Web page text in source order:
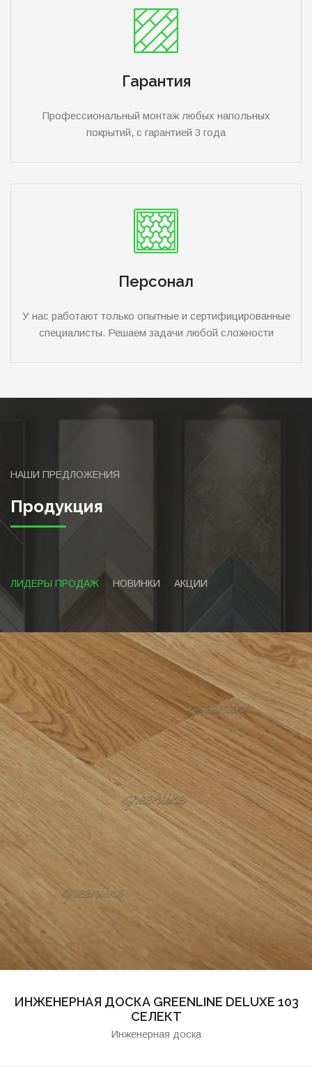
Гарантия
Профессиональный монтаж любых напольных
покрытий, с гарантией 3 года
Персонал
У нас работают только опытные и сертифицированные
специалисты. Решаем задачи любой сложности
НАШИ ПРЕДЛОЖЕНИЯ
Продукция
ЛИДЕРЫ ПРОДАЖ НОВИНКИ АКЦИИ
ПАРКЕТ ЁЛКА GREENLINE DELUXE 101
СОСТАРЕННЫЙ
Паркет ёлка